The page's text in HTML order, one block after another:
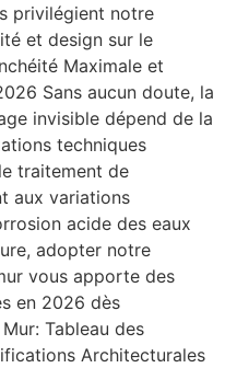
privilégient notre
et design sur le
Maximale et
Sans aucun doute, la
invisible dépend de la
techniques
traitement de
aux variations
acide des eaux
adopter notre
vous apporte des
en 2026 dès
Tableau des
Architecturales